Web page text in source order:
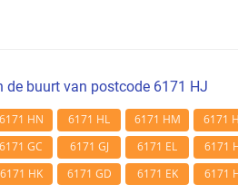
de buurt van postcode 6171 HJ
6171 HN 6171 HL 6171 HM 6171
6171 GC 6171 GJ 6171 EL 6171
6171 HK 6171 GD 6171 EK 6171